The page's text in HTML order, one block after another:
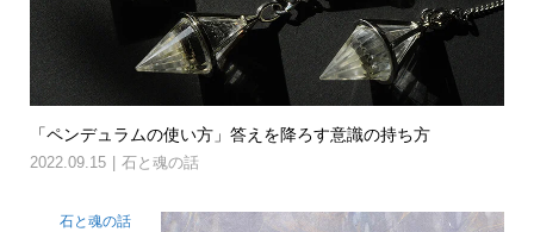
「ペンデュラムの使い方」答えを降ろす意識の持ち方
2022.09.15 石と魂の話
石と魂の話